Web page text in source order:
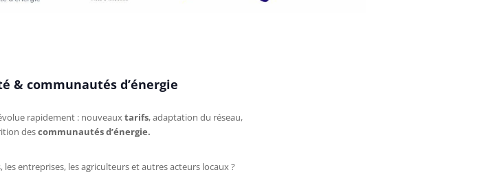
& communautés d’énergie
rapidement : nouveauxtarifs, adaptation du réseau,
descommunautés d’énergie.
entreprises, les agriculteurs et autres acteurs locaux ?